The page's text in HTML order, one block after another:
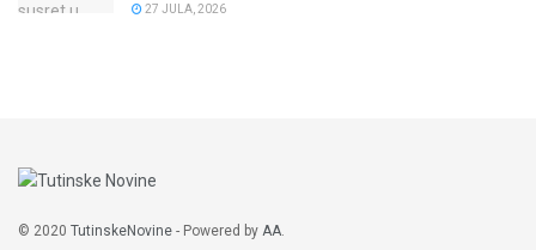
27 JULA, 2026
© 2020 TutinskeNovine - Powered by AA.